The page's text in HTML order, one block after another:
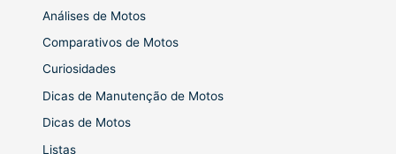
Análises de Motos
Comparativos de Motos
Curiosidades
Dicas de Manutenção de Motos
Dicas de Motos
Listas